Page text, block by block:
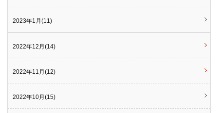
2023年1月(11)
2022年12月(14)
2022年11月(12)
2022年10月(15)